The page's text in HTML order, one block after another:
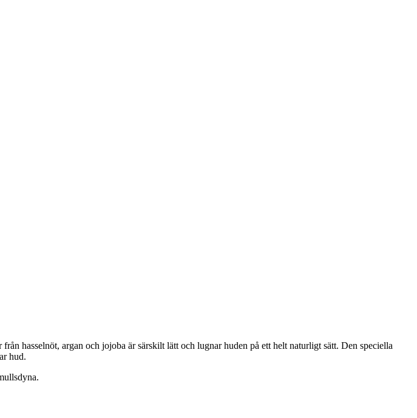
hasselnöt, argan och jojoba är särskilt lätt och lugnar huden på ett helt naturligt sätt. Den speciella
hud.